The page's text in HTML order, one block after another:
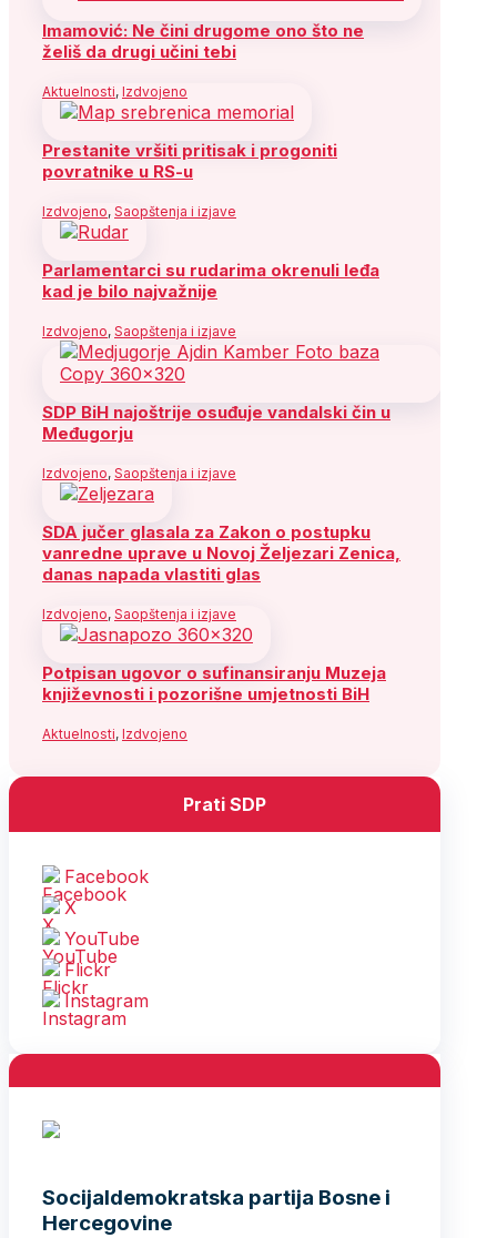
Imamović: Ne čini drugome ono što ne
želiš da drugi učini tebi
Aktuelnosti, Izdvojeno
Prestanite vršiti pritisak i progoniti
povratnike u RS-u
Izdvojeno, Saopštenja i izjave
Parlamentarci su rudarima okrenuli leđa
kad je bilo najvažnije
Izdvojeno, Saopštenja i izjave
SDP BiH najoštrije osuđuje vandalski čin u
Međugorju
Izdvojeno, Saopštenja i izjave
SDA jučer glasala za Zakon o postupku
vanredne uprave u Novoj Željezari Zenica,
danas napada vlastiti glas
Izdvojeno, Saopštenja i izjave
Potpisan ugovor o sufinansiranju Muzeja
književnosti i pozorišne umjetnosti BiH
Aktuelnosti, Izdvojeno
Prati SDP
Facebook
X
YouTube
Flickr
Instagram
Socijaldemokratska partija Bosne i
Hercegovine